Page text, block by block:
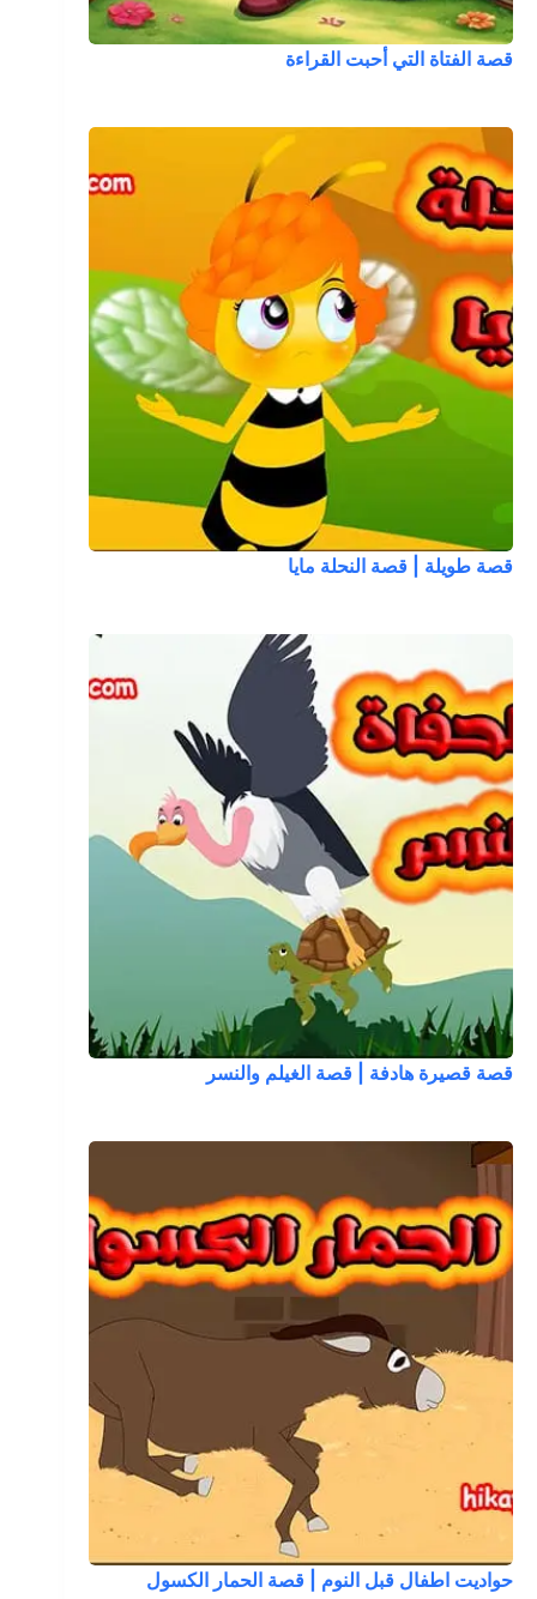
قصة الفتاة التي أحبت القراءة
قصة طويلة | قصة النحلة مايا
قصة قصيرة هادفة | قصة الغيلم والنسر
حواديت اطفال قبل النوم | قصة الحمار الكسول